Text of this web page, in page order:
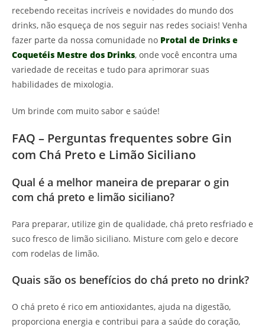
recebendo receitas incríveis e novidades do mundo dos
drinks, não esqueça de nos seguir nas redes sociais! Venha
fazer parte da nossa comunidade no Protal de Drinks e
Coquetéis Mestre dos Drinks, onde você encontra uma
variedade de receitas e tudo para aprimorar suas
habilidades de mixologia.
Um brinde com muito sabor e saúde!
FAQ – Perguntas frequentes sobre Gin
com Chá Preto e Limão Siciliano
Qual é a melhor maneira de preparar o gin
com chá preto e limão siciliano?
Para preparar, utilize gin de qualidade, chá preto resfriado e
suco fresco de limão siciliano. Misture com gelo e decore
com rodelas de limão.
Quais são os benefícios do chá preto no drink?
O chá preto é rico em antioxidantes, ajuda na digestão,
proporciona energia e contribui para a saúde do coração,